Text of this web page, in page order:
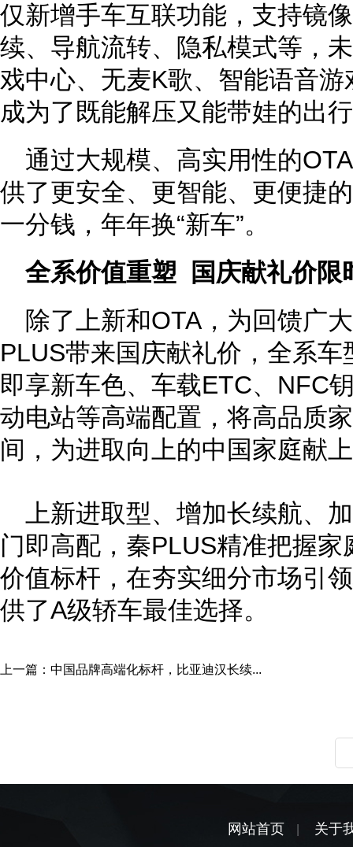
仅新增手车互联功能，支持镜
续、导航流转、隐私模式等，
戏中心、无麦K歌、智能语音
成为了既能解压又能带娃的出
通过大规模、高实用性的
供了更安全、更智能、更便捷
一分钱，年年换“新车”。
全系价值重塑 国庆献礼价限
除了上新和OTA，为回馈广
PLUS带来国庆献礼价，全系
即享新车色、车载ETC、NFC
动电站等高端配置，将高品质
间，为进取向上的中国家庭献
上新进取型、增加长续航、
门即高配，秦PLUS精准把握
价值标杆，在夯实细分市场引
供了A级轿车最佳选择。
上一篇： 中国品牌高端化标杆，比亚迪汉长续...
网站首页 关于